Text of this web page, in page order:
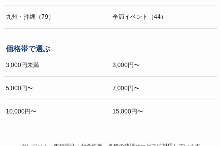
九州・沖縄（79） 季節イベント（44）
価格帯で選ぶ
3,000円未満 3,000円〜
5,000円〜 7,000円〜
10,000円〜 15,000円〜